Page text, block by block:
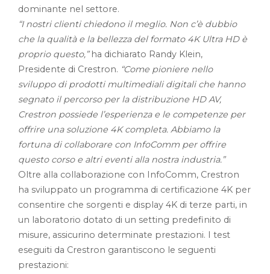
dominante nel settore.
“I nostri clienti chiedono il meglio. Non c’è dubbio
che la qualità e la bellezza del formato 4K Ultra HD è
proprio questo,” ha dichiarato Randy Klein,
Presidente di Crestron. “Come pioniere nello
sviluppo di prodotti multimediali digitali che hanno
segnato il percorso per la distribuzione HD AV,
Crestron possiede l’esperienza e le competenze per
offrire una soluzione 4K completa. Abbiamo la
fortuna di collaborare con InfoComm per offrire
questo corso e altri eventi alla nostra industria.”
Oltre alla collaborazione con InfoComm, Crestron
ha sviluppato un programma di certificazione 4K per
consentire che sorgenti e display 4K di terze parti, in
un laboratorio dotato di un setting predefinito di
misure, assicurino determinate prestazioni. I test
eseguiti da Crestron garantiscono le seguenti
prestazioni: